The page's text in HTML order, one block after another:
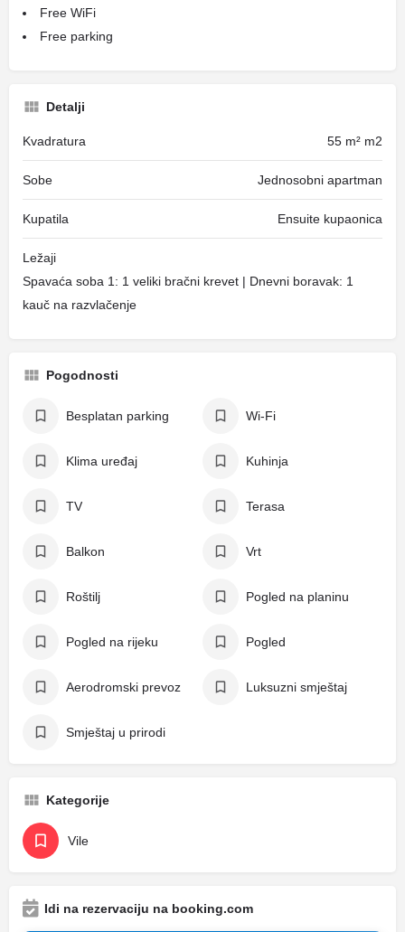
Free WiFi
Free parking
Detalji
Kvadratura 55 m² m2
Sobe Jednosobni apartman
Kupatila Ensuite kupaonica
Ležaji
Spavaća soba 1: 1 veliki bračni krevet | Dnevni boravak: 1
kauč na razvlačenje
Pogodnosti
Besplatan parking Wi-Fi
Klima uređaj Kuhinja
TV Terasa
Balkon Vrt
Roštilj Pogled na planinu
Pogled na rijeku Pogled
Aerodromski prevoz Luksuzni smještaj
Smještaj u prirodi
Kategorije
Vile
Idi na rezervaciju na booking.com